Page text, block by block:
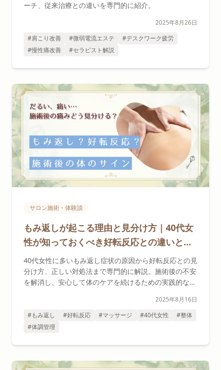
ーチ、従来治療との違いを専門的に紹介。
2025年8月26日
#肩こり改善
#微弱電流エステ
#デスクワーク疲労
#慢性痛改善
#セラピスト解説
サロン施術・体験談
もみ返しが起こる理由と見分け方｜40代女
性が知っておくべき好転反応との違いと対
処法
40代女性に多いもみ返し症状の原因から好転反応との見
分け方、正しい対処法まで専門的に解説。施術後の不安
を解消し、安心して体のケアを続けるための実践的なガ
2025年8月16日
#もみ返し
#好転反応 #マッサージ #40代女性
#整体
#体調管理